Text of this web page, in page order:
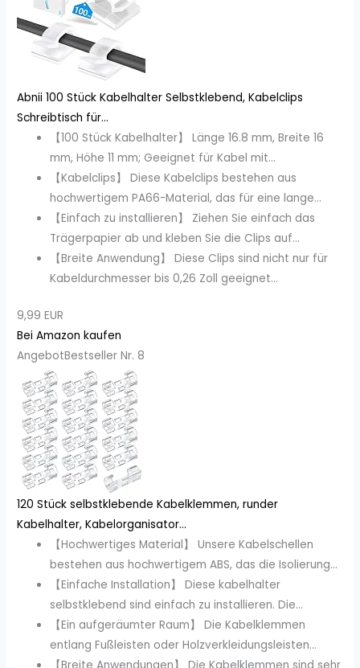
Abnii 100 Stück Kabelhalter Selbstklebend, Kabelclips
Schreibtisch für...
【100 Stück Kabelhalter】 Länge 16.8 mm, Breite 16
mm, Höhe 11 mm; Geeignet für Kabel mit...
【Kabelclips】 Diese Kabelclips bestehen aus
hochwertigem PA66-Material, das für eine lange...
【Einfach zu installieren】 Ziehen Sie einfach das
Trägerpapier ab und kleben Sie die Clips auf...
【Breite Anwendung】 Diese Clips sind nicht nur für
Kabeldurchmesser bis 0,26 Zoll geeignet...
9,99 EUR
Bei Amazon kaufen
AngebotBestseller Nr. 8
120 Stück selbstklebende Kabelklemmen, runder
Kabelhalter, Kabelorganisator...
【Hochwertiges Material】 Unsere Kabelschellen
bestehen aus hochwertigem ABS, das die Isolierung...
【Einfache Installation】 Diese kabelhalter
selbstklebend sind einfach zu installieren. Die...
【Ein aufgeräumter Raum】 Die Kabelklemmen
entlang Fußleisten oder Holzverkleidungsleisten...